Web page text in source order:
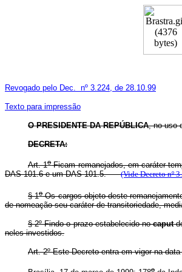
Revogado pelo Dec. nº 3.224, de 28.10.99
Texto para impressão
O PRESIDENTE DA REPÚBLICA, no uso
DECRETA:
Art. 1oFicam remanejados, em caráter
DAS 101.6 e um DAS 101.5.(Vide Decreto nº
§ 1oOs cargos objeto deste
de nomeação seu caráter de transitoriedade,
§ 2º Findo o prazo estabelecido nocaput
neles investidos.
Art. 2º Este Decreto entra em vigor na
o